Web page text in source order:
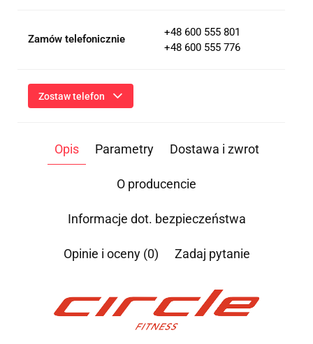
Zamów telefonicznie
+48 600 555 801
+48 600 555 776
Zostaw telefon
Przesłanie formularza oznacza przekazanie danych osobowych
(imię, numer telefonu) niezbędnych do kontaktu i udzielenia
odpowiedzi na Twoje zapytanie, a także zgodę na ich
przetwarzanie przez Administratora w celu realizacji tego
Prywatności.
Administratorem danych osobowych jest Damian Skiba -
Klaczkowski prowadzący działalność gospodarczą pod firmą:
Rzeszów, NIP: 8133349786. Zgoda jest dobrowolna, ale
konieczna, do udzielenia odpowiedzi, może być w każdej chwili
wycofana, kontaktując się z administratorem, np. przez e-mail:
+48 600 555 801
Opis Parametry Dostawa i zwrot
O producencie
Informacje dot. bezpieczeństwa
Opinie i oceny (0) Zadaj pytanie